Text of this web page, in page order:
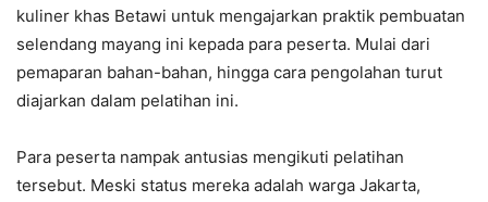
kuliner khas Betawi untuk mengajarkan praktik pembuatan
selendang mayang ini kepada para peserta. Mulai dari
pemaparan bahan-bahan, hingga cara pengolahan turut
diajarkan dalam pelatihan ini.
Para peserta nampak antusias mengikuti pelatihan
tersebut. Meski status mereka adalah warga Jakarta,